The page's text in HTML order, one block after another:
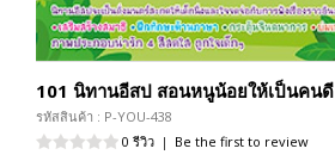
101 นิทานอีสป สอนหนูน้อยให้เป็นคนดี
รหัสสินค้า : P-YOU-438
0 รีวิว | Be the first to review